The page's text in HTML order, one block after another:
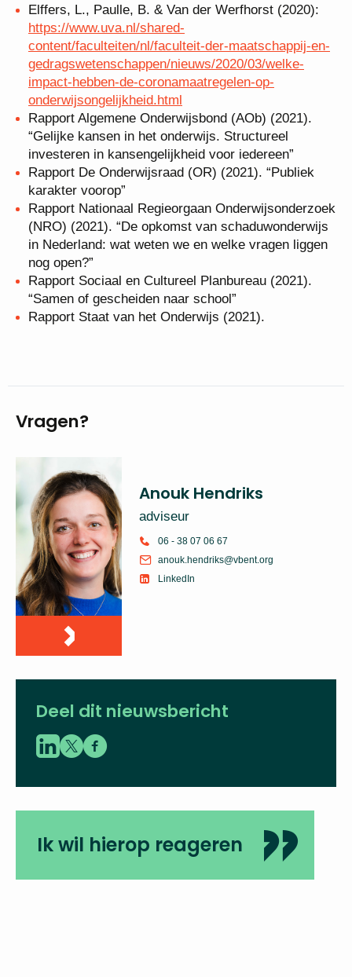
Elffers, L., Paulle, B. & Van der Werfhorst (2020):
https://www.uva.nl/shared-
content/faculteiten/nl/faculteit-der-maatschappij-en-
gedragswetenschappen/nieuws/2020/03/welke-
impact-hebben-de-coronamaatregelen-op-
onderwijsongelijkheid.html
Rapport Algemene Onderwijsbond (AOb) (2021).
“Gelijke kansen in het onderwijs. Structureel
investeren in kansengelijkheid voor iedereen”
Rapport De Onderwijsraad (OR) (2021). “Publiek
karakter voorop”
Rapport Nationaal Regieorgaan Onderwijsonderzoek
(NRO) (2021). “De opkomst van schaduwonderwijs
in Nederland: wat weten we en welke vragen liggen
nog open?”
Rapport Sociaal en Cultureel Planbureau (2021).
“Samen of gescheiden naar school”
Rapport Staat van het Onderwijs (2021).
Vragen?
Anouk Hendriks
adviseur
06 - 38 07 06 67
anouk.hendriks@vbent.org
LinkedIn
Deel dit nieuwsbericht
Ik wil hierop reageren